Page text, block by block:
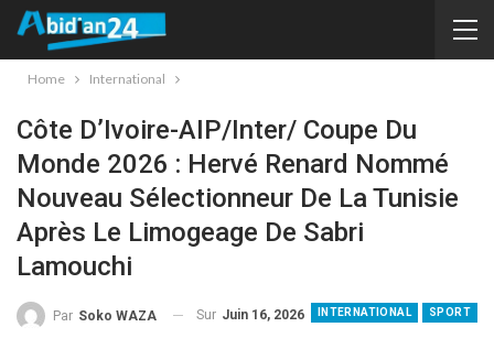
Home International
Côte D’Ivoire-AIP/Inter/ Coupe Du
Monde 2026 : Hervé Renard Nommé
Nouveau Sélectionneur De La Tunisie
Après Le Limogeage De Sabri
Lamouchi
INTERNATIONAL SPORT
Par Soko WAZA Sur Juin 16, 2026